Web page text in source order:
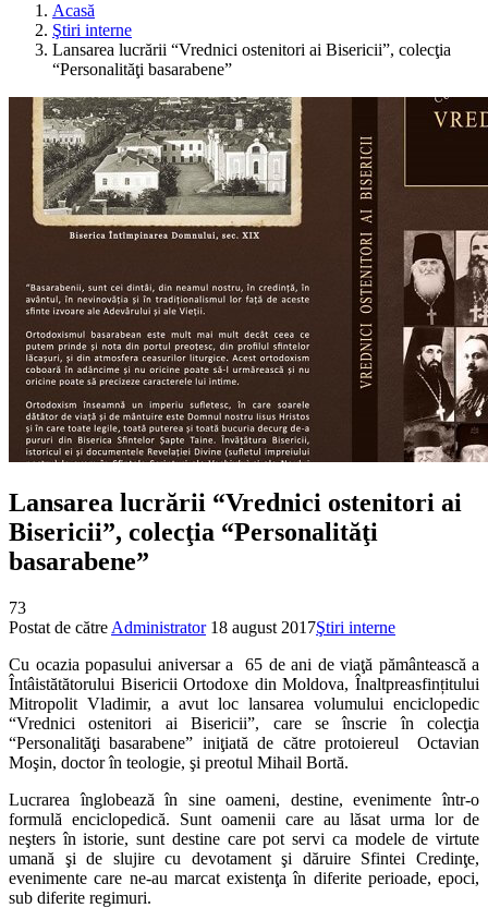
Acasă
Ştiri interne
Lansarea lucrării “Vrednici ostenitori ai Bisericii”, colecţia
“Personalităţi basarabene”
Lansarea lucrării “Vrednici ostenitori ai
Bisericii”, colecţia “Personalităţi
basarabene”
73
Postat de către Administrator 18 august 2017Ştiri interne
Cu ocazia popasului aniversar a 65 de ani de viaţă pământească a
Întâistătătorului Bisericii Ortodoxe din Moldova, Înaltpreasfințitului
Mitropolit Vladimir, a avut loc lansarea volumului enciclopedic
“Vrednici ostenitori ai Bisericii”, care se înscrie în colecţia
“Personalităţi basarabene” iniţiată de către protoiereul Octavian
Moşin, doctor în teologie, şi preotul Mihail Bortă.
Lucrarea înglobează în sine oameni, destine, evenimente într-o
formulă enciclopedică. Sunt oamenii care au lăsat urma lor de
neşters în istorie, sunt destine care pot servi ca modele de virtute
umană şi de slujire cu devotament şi dăruire Sfintei Credinţe,
evenimente care ne-au marcat existenţa în diferite perioade, epoci,
sub diferite regimuri.